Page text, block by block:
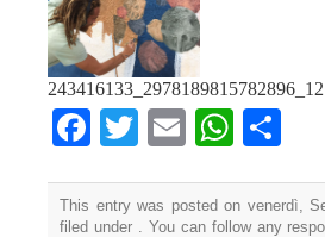
Facebook
TwitterEmail
This entry was posted on venerdì,
filed under . You can follow any